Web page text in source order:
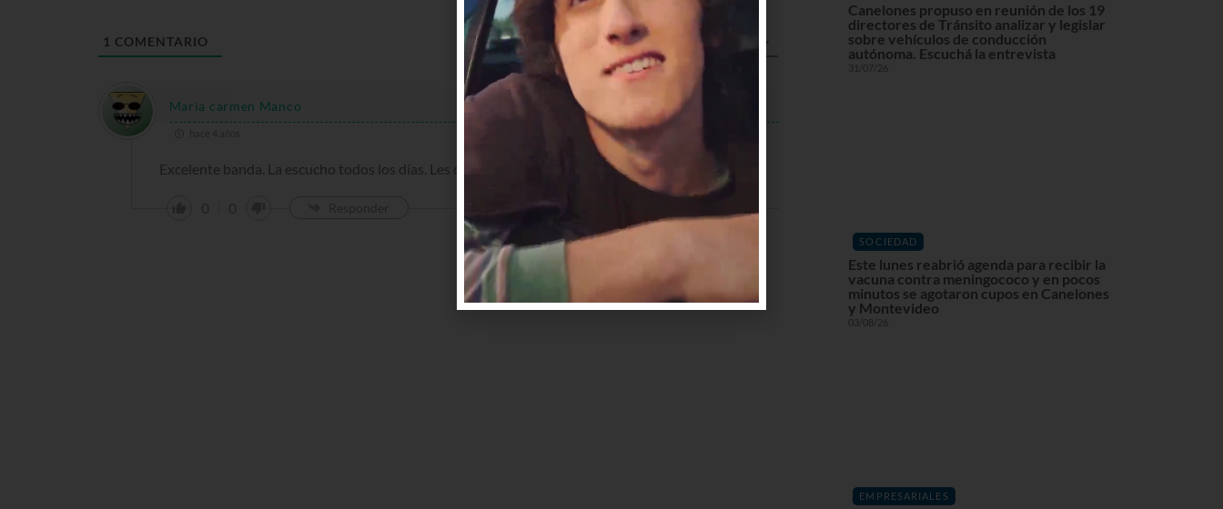
1 COMENTARIO Más reciente
Maria carmen Manco
Excelente banda. La escucho todos los días. Les deseo que este éxito continúe. Abrazo
Canelones propuso en reunión de los 19
directores de Tránsito analizar y legislar
sobre vehículos de conducción
autónoma. Escuchá la entrevista
31/07/26
SOCIEDAD
Este lunes reabrió agenda para recibir la
vacuna contra meningococo y en pocos
minutos se agotaron cupos en Canelones
y Montevideo
03/08/26
EMPRESARIALES